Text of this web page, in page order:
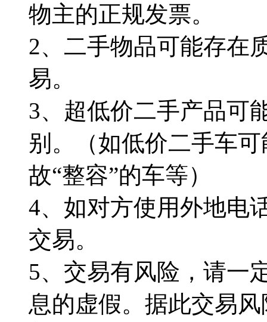
物主的正规发票。
2、二手物品可能存在
易。
3、超低价二手产品可
别。（如低价二手车
故“整容”的车等）
4、如对方使用外地电
交易。
5、交易有风险，请一
息的虚假。据此交易